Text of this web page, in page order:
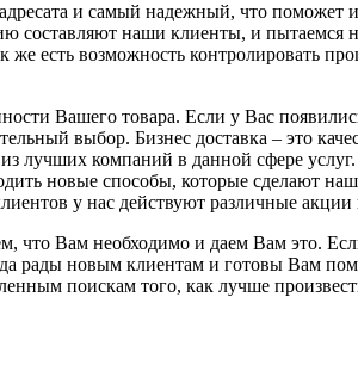
и самый надежный, что поможет
составляют наши клиенты, и
есть возможность контролировать
Вашего товара. Если у Вас
выбор. Бизнес доставка – это
лучших компаний в данной сфере
новые способы, которые сделают
у нас действуют различные
что Вам необходимо и даем Вам это.
рады новым клиентам и готовы Вам
поискам того, как лучше